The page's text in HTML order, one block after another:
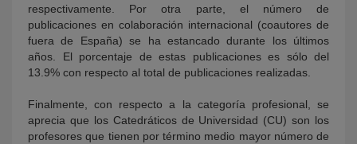
respectivamente. Por otra parte, el número de
publicaciones en colaboración internacional (coautores de
fuera de España) se ha estancado durante los últimos
años. El porcentaje de estas publicaciones es sólo del
13.9% con respecto al total de publicaciones realizadas.
Finalmente, con respecto a la categoría profesional, se
aprecia que los Catedráticos de Universidad (CU) son los
profesores que tienen por término medio mayor número de